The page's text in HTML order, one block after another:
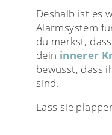
Deshalb ist es
Alarmsystem
du merkst,
dein innerer
bewusst, dass
sind.
Lass sie